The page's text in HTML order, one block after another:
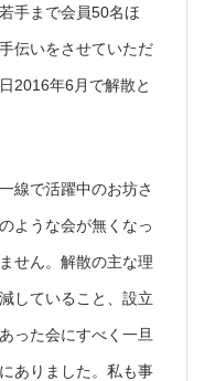
手まで会員50名ほ
伝いをさせていただ
2016年6月で解散と
線で活躍中のお坊さ
ような会が無くなっ
せん。解散の主な理
していること、設立
った会にすべく一旦
ありました。私も事